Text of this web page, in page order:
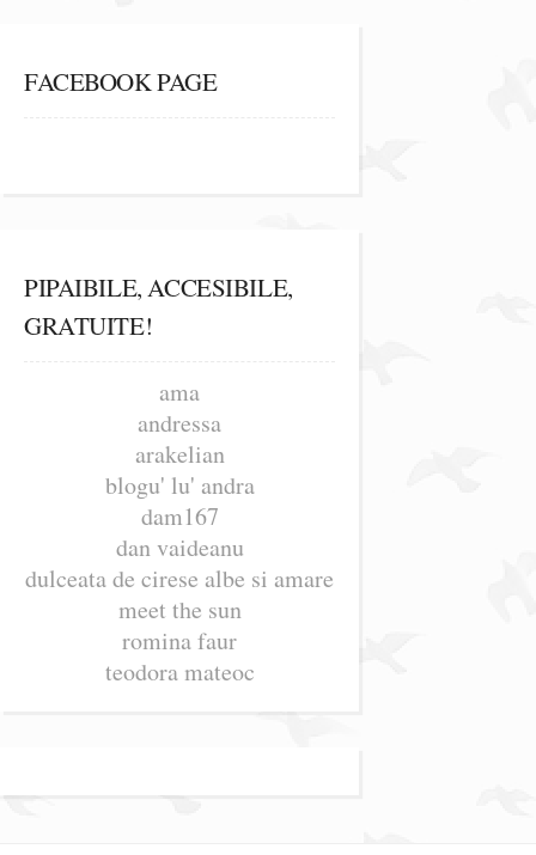
FACEBOOK PAGE
PIPAIBILE, ACCESIBILE,
GRATUITE!
ama
andressa
arakelian
blogu' lu' andra
dam167
dan vaideanu
dulceata de cirese albe si amare
meet the sun
romina faur
teodora mateoc